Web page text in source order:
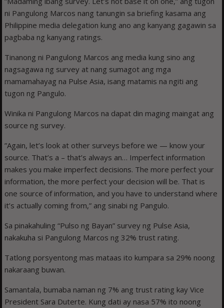
ni Pangulong Marcos nang tanungin sa briefing kasama ang
Philippine media delegation kung ano ang kanyang gagawin sa
pagbaba ng kanyang ratings.
Tinanong ni Pangulong Marcos ang media kung sino ang
nagsagawa ng survey at nang sumagot ang mga
mamamahayag na Pulse Asia, isang matamis na ngiti ang
tugon ng Pangulo.
Winika ni Pangulong Marcos na dapat din maging maingat ang
source ng survey.
”Again, let’s look at other surveys before we — know your
source. That’s a – that’s always an… Imperfect information
makes you make imperfect decisions. The more perfect your
information, the more perfect your decision will be. That is
one source of information, and you have to understand where
it’s actually coming from,” ang sinabi ng Pangulo.
Sa pinakahuling “Pulso ng Bayan” survey ng Pulse Asia,
nakakuha si Pangulong Marcos ng 32% trust rating.
Tatlong porsyentong mas mataas ito kumpara sa 29% noong
nakaraang buwan.
Samantala, bumaba naman ng 7% ang trust rating kay Vice
President Sara Duterte. Kung dati ay nasa 57% ito noong